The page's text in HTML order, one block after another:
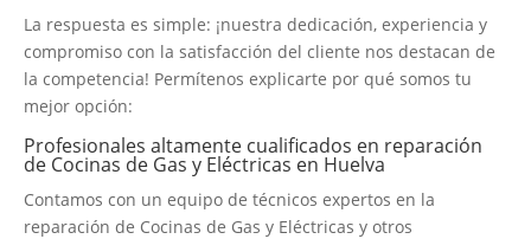
La respuesta es simple: ¡nuestra dedicación, experiencia y
compromiso con la satisfacción del cliente nos destacan de
la competencia! Permítenos explicarte por qué somos tu
mejor opción:
Profesionales altamente cualificados en reparación
de Cocinas de Gas y Eléctricas en Huelva
Contamos con un equipo de técnicos expertos en la
reparación de Cocinas de Gas y Eléctricas y otros